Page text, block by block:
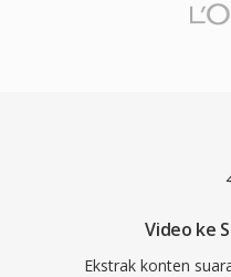
Video ke
Ekstrak konten